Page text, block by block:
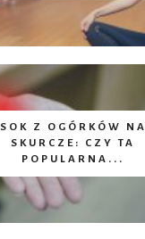
SOK Z OGÓRKÓW NA
SKURCZE: CZY TA
POPULARNA...